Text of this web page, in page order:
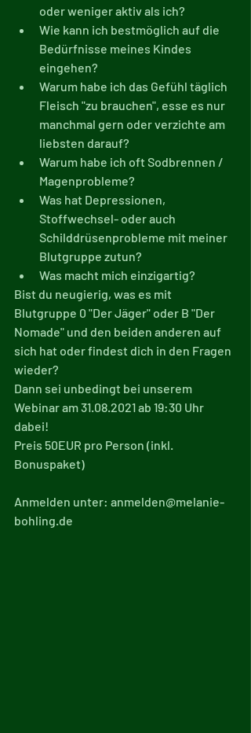
oder weniger aktiv als ich?
Wie kann ich bestmöglich auf die
Bedürfnisse meines Kindes
eingehen?
Warum habe ich das Gefühl täglich
Fleisch "zu brauchen", esse es nur
manchmal gern oder verzichte am
liebsten darauf?
Warum habe ich oft Sodbrennen /
Magenprobleme?
Was hat Depressionen,
Stoffwechsel- oder auch
Schilddrüsenprobleme mit meiner
Blutgruppe zutun?
Was macht mich einzigartig?
Bist du neugierig, was es mit
Blutgruppe 0 "Der Jäger" oder B "Der
Nomade" und den beiden anderen auf
sich hat oder findest dich in den Fragen
wieder?
Dann sei unbedingt bei unserem
Webinar am 31.08.2021 ab 19:30 Uhr
dabei!
Preis 50EUR pro Person (inkl.
Bonuspaket)
Anmelden unter: anmelden@melanie-
bohling.de